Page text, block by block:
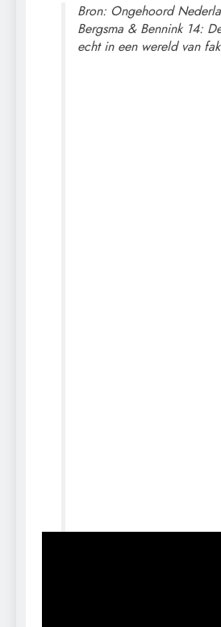
Bron: Ongehoord
Bergsma & Bennink 14:
echt in een wereld van